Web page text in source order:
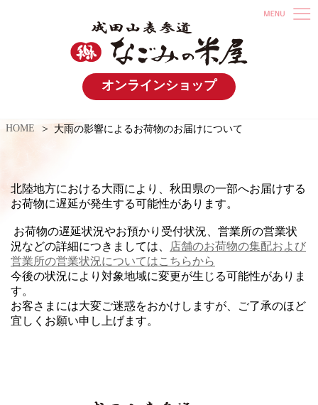
オンラインショップ
HOME 大雨の影響によるお荷物のお届けについて
北陸地方における大雨により、秋田県の一部へお届けする
お荷物に遅延が発生する可能性があります。
お荷物の遅延状況やお預かり受付状況、営業所の営業状
況などの詳細につきましては、
店舗のお荷物の集配および
営業所の営業状況についてはこちらから
今後の状況により対象地域に変更が生じる可能性がありま
す。
お客さまには大変ご迷惑をおかけしますが、ご了承のほど
宜しくお願い申し上げます。